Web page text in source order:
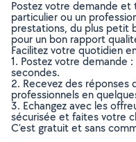
Postez votre demande et
particulier ou un
prestations, du plus petit
pour un bon rapport
Facilitez votre quotidien
1. Postez votre demande
secondes.
2. Recevez des réponses
professionnels en
3. Echangez avec les
sécurisée et faites votre
C’est gratuit et sans